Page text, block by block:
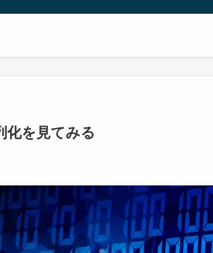
化を見てみる